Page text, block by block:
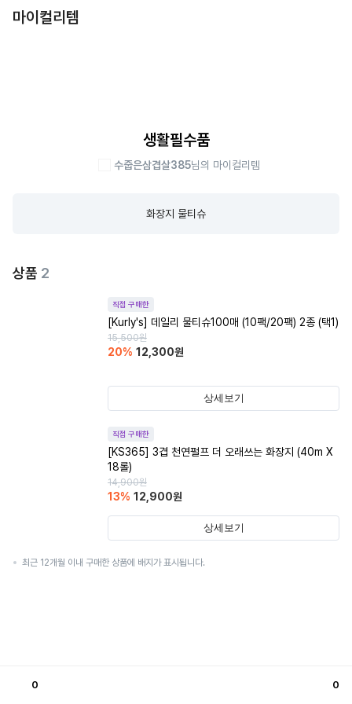
마이컬리템
생활필수품
수줍은삼겹살385님의 마이컬리템
화장지 물티슈
상품 2
직접 구매한
[Kurly's] 데일리 물티슈100매 (10팩/20팩) 2종 (택1)
15,500원
20% 12,300원
상세보기
직접 구매한
[KS365] 3겹 천연펄프 더 오래쓰는 화장지 (40m X
18롤)
14,900원
13% 12,900원
상세보기
최근 12개월 이내 구매한 상품에 배지가 표시됩니다.
0 0